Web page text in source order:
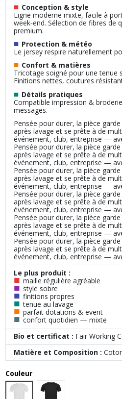
■ Conception & style
Ligne moderne mixte, facile à
week‑end. Sélection de fibres de
premium.
■ Protection & météo
Le jersey respire naturellement
■ Confort & matières
Tricotage soigné pour une tenue
Finitions nettes, coutures
■ Détails pratiques
Compatible impression &
messages.
Pensée pour durer, la pièce
après lavage et se prête à de
événement, club, entreprise —
Pensée pour durer, la pièce
après lavage et se prête à de
événement, club, entreprise —
Pensée pour durer, la pièce
après lavage et se prête à de
événement, club, entreprise —
Pensée pour durer, la pièce
après lavage et se prête à de
événement, club, entreprise —
Pensée pour durer, la pièce
après lavage et se prête à de
événement, club, entreprise —
Pensée pour durer, la pièce
après lavage et se prête à de
événement, club, entreprise —
Le plus produit :
■ maille régulière agréable
■ style sobre
■ finitions propres
■ tenue au lavage
■ parfait dotations & event
■ confort quotidien — mixte
Bio et certificat : Fair Working
Matière et Composition :
Couleur
White
Black Opal